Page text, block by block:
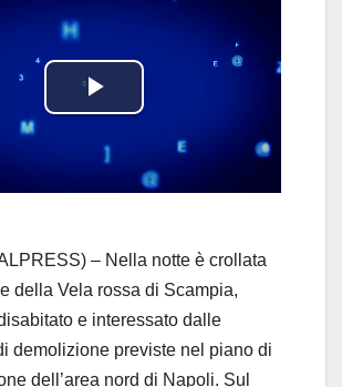
P
l
y
V
i
– Nella notte è crollata
della Vela rossa di Scampia,
e interessato dalle
demolizione previste nel piano di
dell’area nord di Napoli. Sul